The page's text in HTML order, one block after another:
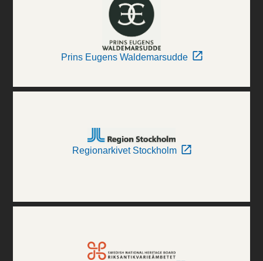
Prins Eugens Waldemarsudde
Regionarkivet Stockholm